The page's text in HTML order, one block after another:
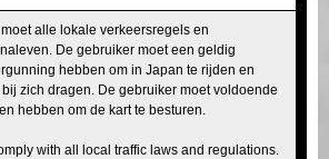
alle lokale verkeersregels en
De gebruiker moet een geldig
hebben om in Japan te rijden en
zich dragen. De gebruiker moet voldoende
hebben om de kart te besturen.
with all local traffic laws and regulations.